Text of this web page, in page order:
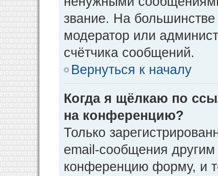
звание. На
модератор или
счётчика сообщений.
Вернуться к началу
Когда я щёлкаю по
на конференцию?
Только
email-сообщения
конференцию форму, и